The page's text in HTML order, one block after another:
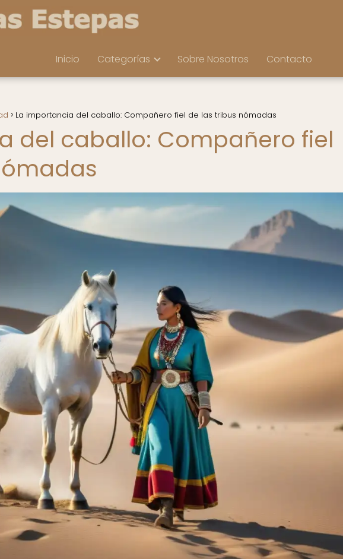
Inicio Categorías Sobre Nosotros Contacto
La importancia del caballo: Compañero fiel de las tribus nómadas
del caballo: Compañero fiel